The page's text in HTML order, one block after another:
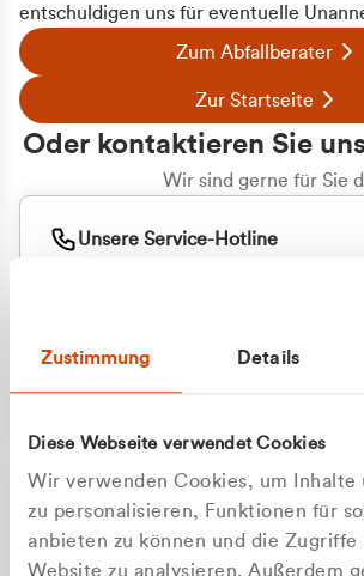
Zustimmung Details
Diese Webseite verwendet Cookies
Wir verwenden Cookies, um Inhalte
zu personalisieren, Funktionen für
anbieten zu können und die Zugriffe
Website zu analysieren. Außerdem
entschuldigen uns für eventuelle
Zum Abfallberater
Zur Startseite
Oder kontaktieren Sie
Wir sind gerne für Sie
Unsere Service-Hotline
+49 177 8376058